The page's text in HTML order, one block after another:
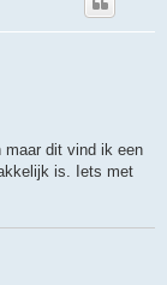
maar dit vind ik een
is. Iets met